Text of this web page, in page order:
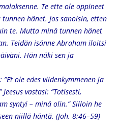
Te ette ole oppineet
hänet. Jos sanoisin, etten
te. Mutta minä tunnen hänet
Teidän isänne Abraham iloitsi
Hän näki sen ja
ole edes viidenkymmenen ja
vastasi: ”Totisesti,
syntyi – minä olin.” Silloin he
niillä häntä. (Joh. 8:46–59)